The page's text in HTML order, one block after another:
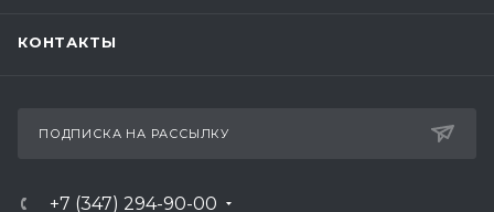
КОНТАКТЫ
ПОДПИСКА НА РАССЫЛКУ
+7 (347) 294-90-00